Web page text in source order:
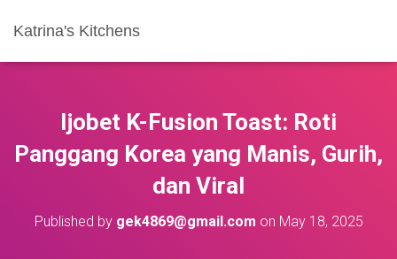
Katrina's Kitchens
Ijobet K-Fusion Toast: Roti
Panggang Korea yang Manis, Gurih,
dan Viral
Published by gek4869@gmail.com on May 18, 2025